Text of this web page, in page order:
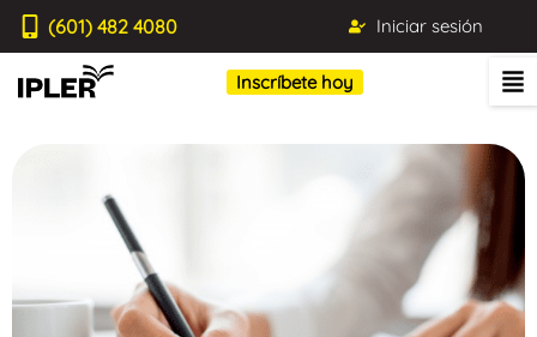
(601) 482 4080 Iniciar sesión
Inscríbete hoy